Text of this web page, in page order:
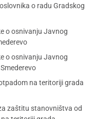
o radu Gradskog
o osnivanju Javnog
o osnivanju Javnog
na teritoriji grada
zaštitu stanovništva od